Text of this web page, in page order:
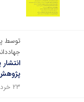
توسط
۲۳ خرداد ۱۴۰۰